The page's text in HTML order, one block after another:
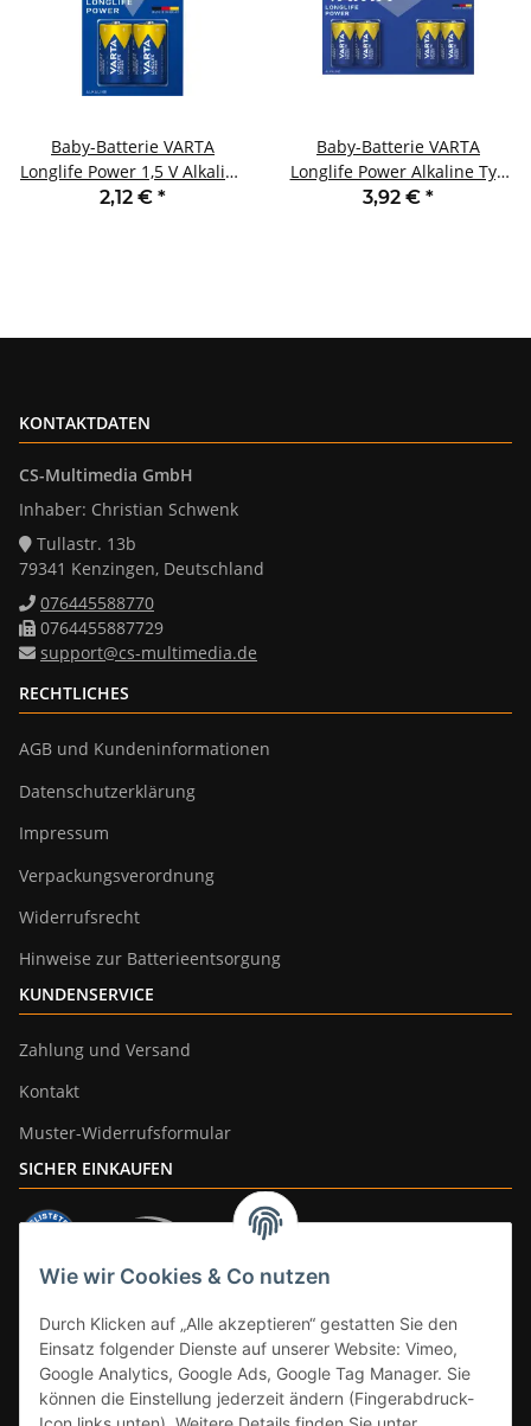
Wie wir Cookies & Co nutzen
Durch Klicken auf „Alle akzeptieren“ gestatten Sie den
Einsatz folgender Dienste auf unserer Website: Vimeo,
Google Analytics, Google Ads, Google Tag Manager. Sie
können die Einstellung jederzeit ändern (Fingerabdruck-
Baby-Batterie VARTA
Longlife Power 1,5 V Alkaline
Typ C LR14 2er-Blister
2,12 € *
Baby-Batterie VARTA
Longlife Power Alkaline Typ
C LR14 1,5V 4er Pack
3,92 € *
KONTAKTDATEN
CS-Multimedia GmbH
Inhaber: Christian Schwenk
Tullastr. 13b
79341 Kenzingen, Deutschland
076445588770
0764455887729
support@cs-multimedia.de
RECHTLICHES
AGB und Kundeninformationen
Datenschutzerklärung
Impressum
Verpackungsverordnung
Widerrufsrecht
Hinweise zur Batterieentsorgung
KUNDENSERVICE
Zahlung und Versand
Kontakt
Muster-Widerrufsformular
SICHER EINKAUFEN